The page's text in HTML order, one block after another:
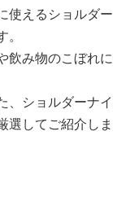
使えるショルダー
飲み物のこぼれに
、ショルダーナイ
選してご紹介しま